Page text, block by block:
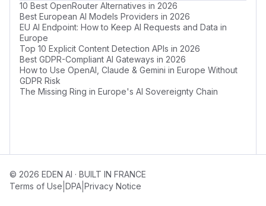
10 Best OpenRouter Alternatives in 2026
Best European AI Models Providers in 2026
EU AI Endpoint: How to Keep AI Requests and Data in
Europe
Top 10 Explicit Content Detection APIs in 2026
Best GDPR-Compliant AI Gateways in 2026
How to Use OpenAI, Claude & Gemini in Europe Without
GDPR Risk
The Missing Ring in Europe's AI Sovereignty Chain
© 2026 EDEN AI · BUILT IN FRANCE
Terms of Use DPA Privacy Notice